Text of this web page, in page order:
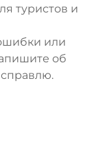
туристов и
или
об